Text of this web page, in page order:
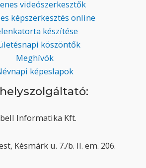
videószerkesztők
képszerkesztés online
készítése
köszöntők
Meghívók
képeslapok
Informatika Kft.
Késmárk u. 7./b. II. em. 206.